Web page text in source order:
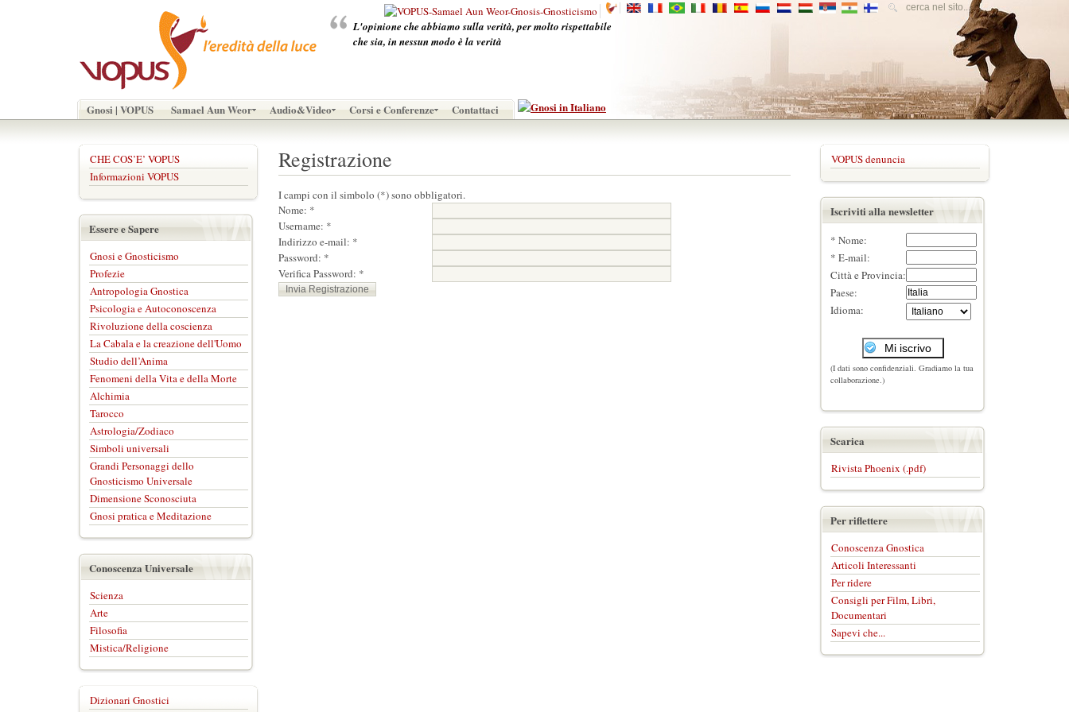
L'opinione che abbiamo sulla verità, per molto rispettabile
che sia, in nessun modo è la verità
Gnosi | VOPUS Samael Aun Weor Audio&Video Corsi e Conferenze Contattaci
Registrazione
I campi con il simbolo (*) sono obbligatori.
Nome: *
Username: *
Indirizzo e-mail: *
Password: *
Verifica Password: *
CHE COS’E’ VOPUS
Informazioni VOPUS
Essere e Sapere
Gnosi e Gnosticismo
Profezie
Antropologia Gnostica
Psicologia e Autoconoscenza
Rivoluzione della coscienza
La Cabala e la creazione dell'Uomo
Studio dell’Anima
Fenomeni della Vita e della Morte
Alchimia
Tarocco
Astrologia/Zodiaco
Simboli universali
Grandi Personaggi dello
Gnosticismo Universale
Dimensione Sconosciuta
Gnosi pratica e Meditazione
Conoscenza Universale
Scienza
Arte
Filosofia
Mistica/Religione
Dizionari Gnostici
VOPUS denuncia
Iscriviti alla newsletter
* Nome:
* E-mail:
Città e Provincia:
Paese:
Idioma:
(I dati sono confidenziali. Gradiamo la tua
collaborazione.)
Scarica
Rivista Phoenix (.pdf)
Per riflettere
Conoscenza Gnostica
Articoli Interessanti
Per ridere
Consigli per Film, Libri,
Documentari
Sapevi che...